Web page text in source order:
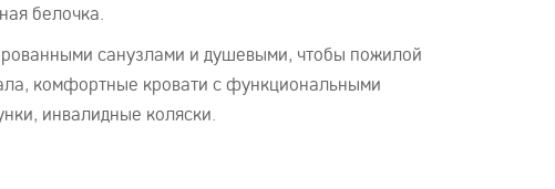
белочка.
санузлами и душевыми, чтобы пожилой
комфортные кровати с функциональными
инвалидные коляски.